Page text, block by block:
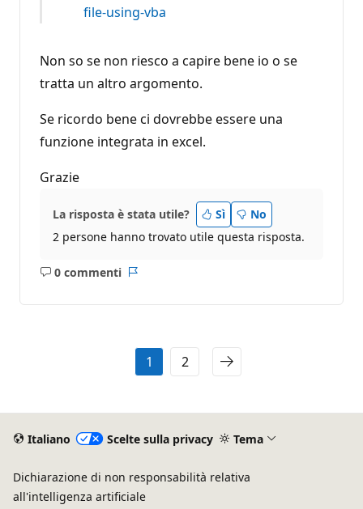
file-using-vba
Non so se non riesco a capire bene io o se
tratta un altro argomento.
Se ricordo bene ci dovrebbe essere una
funzione integrata in excel.
Grazie
La risposta è stata utile? Sì
No
2 persone hanno trovato utile questa risposta.
0 commenti
Nessun
1 2
Italiano Scelte sulla privacy Tema
Dichiarazione di non responsabilità relativa
all'intelligenza artificiale